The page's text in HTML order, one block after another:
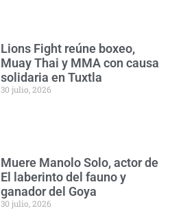
Lions Fight reúne boxeo,
Muay Thai y MMA con causa
solidaria en Tuxtla
30 julio, 2026
Muere Manolo Solo, actor de
El laberinto del fauno y
ganador del Goya
30 julio, 2026